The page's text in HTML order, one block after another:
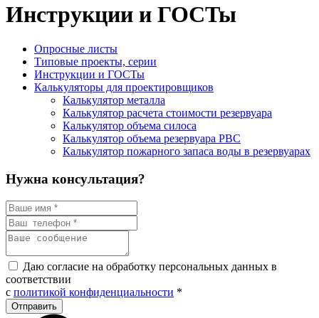
Инструкции и ГОСТы
Опросные листы
Типовые проекты, серии
Инструкции и ГОСТы
Калькуляторы для проектировщиков
Калькулятор металла
Калькулятор расчета стоимости резервуара
Калькулятор объема силоса
Калькулятор объема резервуара РВС
Калькулятор пожарного запаса воды в резервуарах
Нужна консультация?
Даю согласие на обработку персональных данных в
соответствии
с политикой конфиденциальности *